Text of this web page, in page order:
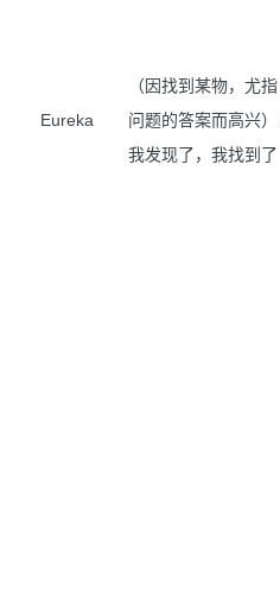
Eureka
（因找到某物，尤指
问题的答案而高兴）
我发现了，我找到了